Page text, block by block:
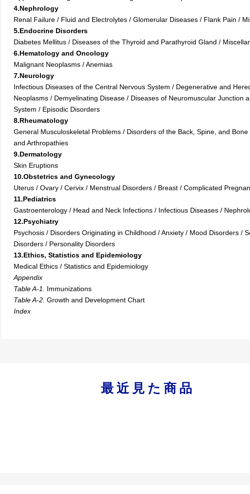
4.Nephrology
Renal Failure / Fluid and Electrolytes / Glomerular Diseases / Flank Pain /
5.Endocrine Disorders
Diabetes Mellitus / Diseases of the Thyroid and Parathyroid Gland /
6.Hematology and Oncology
Malignant Neoplasms / Anemias
7.Neurology
Infectious Diseases of the Central Nervous System / Degenerative and
Neoplasms / Demyelinating Disease / Diseases of Neuromuscular Junction
System / Episodic Disorders
8.Rheumatology
General Musculoskeletal Problems / Disorders of the Back, Spine, and
and Arthropathies
9.Dermatology
Skin Eruptions
10.Obstetrics and Gynecology
Uterus / Ovary / Cervix / Menstrual Disorders / Breast / Complicated
11.Pediatrics
Gastroenterology / Head and Neck Infections / Infectious Diseases /
12.Psychiatry
Psychosis / Disorders Originating in Childhood / Anxiety / Mood Disorders /
Disorders / Personality Disorders
13.Ethics, Statistics and Epidemiology
Medical Ethics / Statistics and Epidemiology
Appendix
Table A-1.
Immunizations
Table A-2. Growth and Development Chart
Index
最近見た商品